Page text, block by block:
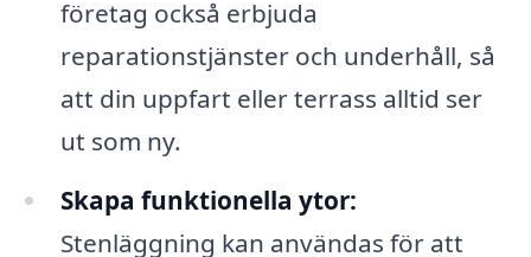
företag också erbjuda
reparationstjänster och underhåll, så
att din uppfart eller terrass alltid ser
ut som ny.
Skapa funktionella ytor:
Stenläggning kan användas för att